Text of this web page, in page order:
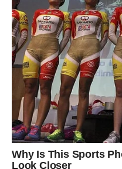
zadržavanje osjetljivih
Povjerenje u bliskim
gdje povući granicu u
pomaže u održavanju
nesporazume i povrede
očuvanje povjerenja u
Pametni ljudi također
odluke. Dok brze odluke
često dovode do
vrijeme za razmišljanje i